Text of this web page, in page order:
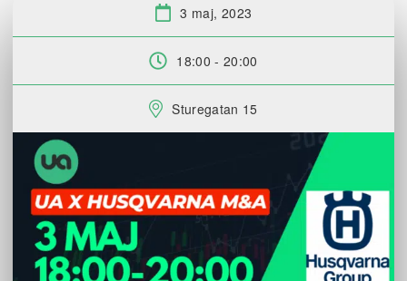
Datum:
3 maj, 2023
Tid:
18:00 - 20:00
Plats:
Sturegatan 15